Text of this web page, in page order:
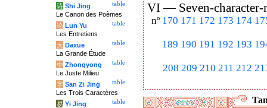
VI — Seven-
nº 170 171 172 173 174
189 190 191 192 193
208 209 210 211 212
table
诗 Shi Jing
Le Canon des Poèmes
table
论 Lun Yu
Les Entretiens
table
大 Daxue
La Grande Étude
table
中 Zhongyong
Le Juste Milieu
table
字 San Zi Jing
Les Trois Caractères
table
易 Yi Jing